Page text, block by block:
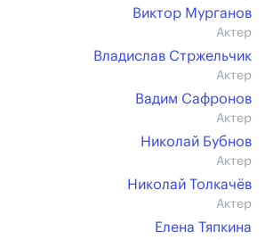
Виктор Мурганов
Актер
Владислав Стржельчик
Актер
Вадим Сафронов
Актер
Николай Бубнов
Актер
Николай Толкачёв
Актер
Елена Тяпкина